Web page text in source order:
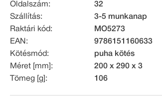
Oldalszám:
32
Szállítás:
3-5 munkanap
Raktári kód:
MO5273
EAN:
9786151160633
Kötésmód:
puha kötés
Méret [mm]:
200 x 290 x 3
Tömeg [g]:
106